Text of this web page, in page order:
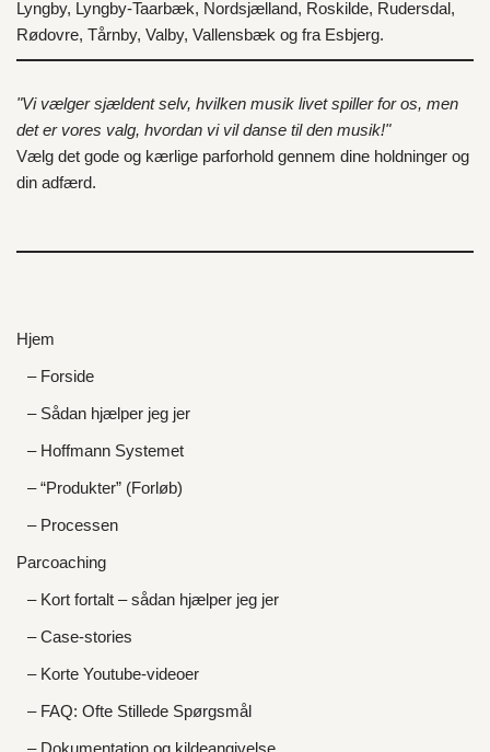
Lyngby, Lyngby-Taarbæk, Nordsjælland, Roskilde, Rudersdal,
Rødovre, Tårnby, Valby, Vallensbæk og fra Esbjerg.
"Vi vælger sjældent selv, hvilken musik livet spiller for os, men
det er vores valg, hvordan vi vil danse til den musik!"
Vælg det gode og kærlige parforhold gennem dine holdninger og
din adfærd.
Hjem
– Forside
– Sådan hjælper jeg jer
– Hoffmann Systemet
– “Produkter” (Forløb)
– Processen
Parcoaching
– Kort fortalt – sådan hjælper jeg jer
– Case-stories
– Korte Youtube-videoer
– FAQ: Ofte Stillede Spørgsmål